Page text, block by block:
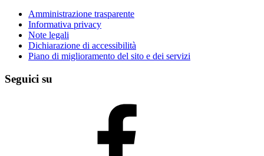
Amministrazione trasparente
Informativa privacy
Note legali
Dichiarazione di accessibilità
Piano di miglioramento del sito e dei servizi
Seguici su